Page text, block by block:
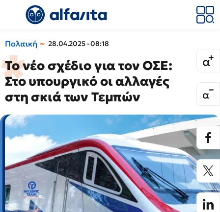
Πολιτική 28.04.2025 - 08:18
Το νέο σχέδιο για τον ΟΣΕ:
Στο υπουργικό οι αλλαγές
στη σκιά των Τεμπών